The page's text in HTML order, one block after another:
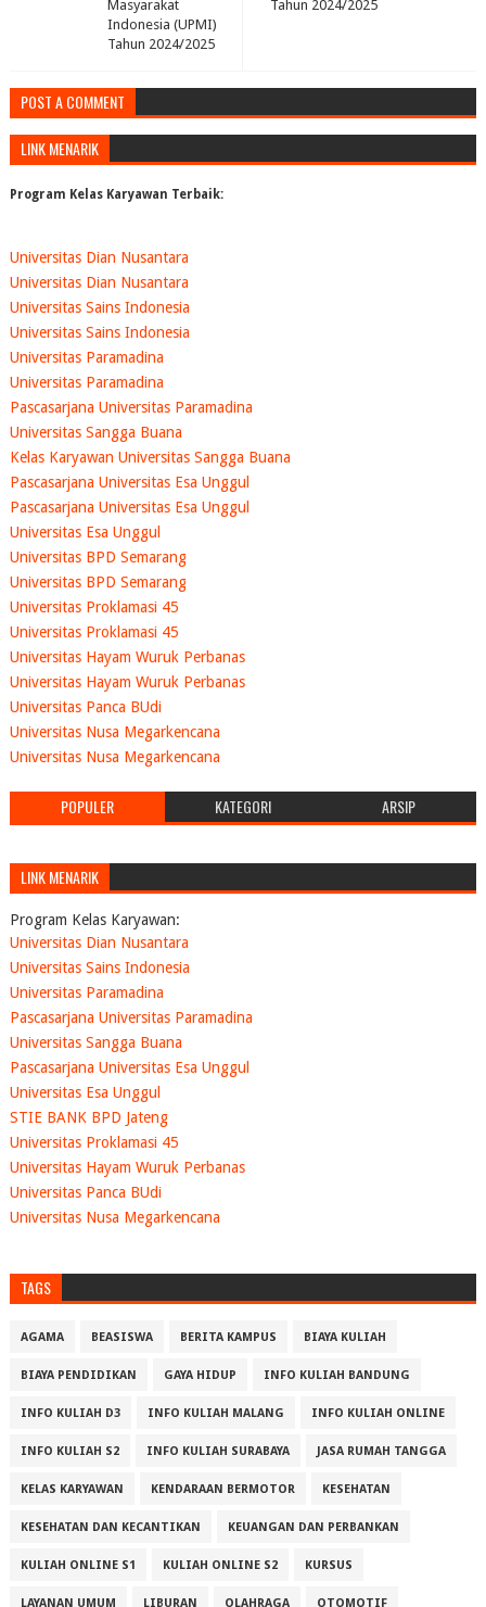
Tahun 2024/2025
Masyarakat
Indonesia (UPMI)
Tahun 2024/2025
POST A COMMENT
LINK MENARIK
Program Kelas Karyawan Terbaik:
Universitas Dian Nusantara
Universitas Dian Nusantara
Universitas Sains Indonesia
Universitas Sains Indonesia
Universitas Paramadina
Universitas Paramadina
Pascasarjana Universitas Paramadina
Universitas Sangga Buana
Kelas Karyawan Universitas Sangga Buana
Pascasarjana Universitas Esa Unggul
Pascasarjana Universitas Esa Unggul
Universitas Esa Unggul
Universitas BPD Semarang
Universitas BPD Semarang
Universitas Proklamasi 45
Universitas Proklamasi 45
Universitas Hayam Wuruk Perbanas
Universitas Hayam Wuruk Perbanas
Universitas Panca BUdi
Universitas Nusa Megarkencana
Universitas Nusa Megarkencana
POPULER KATEGORI ARSIP
LINK MENARIK
Program Kelas Karyawan:
Universitas Dian Nusantara
Universitas Sains Indonesia
Universitas Paramadina
Pascasarjana Universitas Paramadina
Universitas Sangga Buana
Pascasarjana Universitas Esa Unggul
Universitas Esa Unggul
STIE BANK BPD Jateng
Universitas Proklamasi 45
Universitas Hayam Wuruk Perbanas
Universitas Panca BUdi
Universitas Nusa Megarkencana
TAGS
AGAMA BEASISWA BERITA KAMPUS BIAYA KULIAH
BIAYA PENDIDIKAN GAYA HIDUP INFO KULIAH BANDUNG
INFO KULIAH D3 INFO KULIAH MALANG INFO KULIAH ONLINE
INFO KULIAH S2 INFO KULIAH SURABAYA JASA RUMAH TANGGA
KELAS KARYAWAN KENDARAAN BERMOTOR KESEHATAN
KESEHATAN DAN KECANTIKAN KEUANGAN DAN PERBANKAN
KULIAH ONLINE S1 KULIAH ONLINE S2 KURSUS
LAYANAN UMUM LIBURAN OLAHRAGA OTOMOTIF